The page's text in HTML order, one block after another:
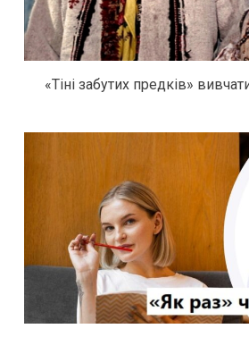
«Тіні забутих предків»